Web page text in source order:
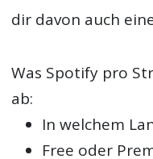
dir davon auch
Was Spotify pro
ab:
In welchem
Free oder